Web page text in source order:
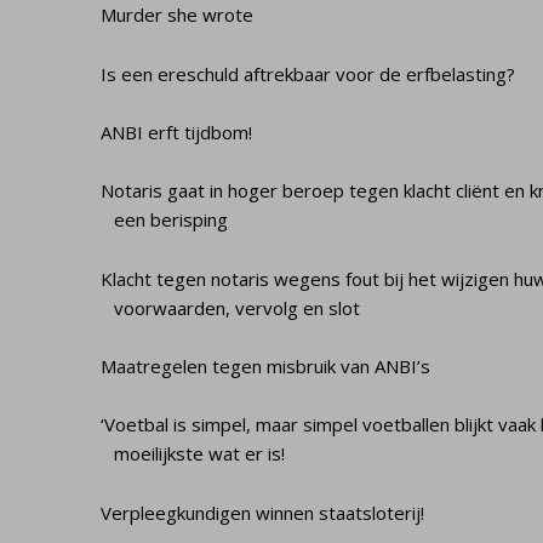
Murder she wrote
Is een ereschuld aftrekbaar voor de erfbelasting?
ANBI erft tijdbom!
Notaris gaat in hoger beroep tegen klacht cliënt en
een berisping
Klacht tegen notaris wegens fout bij het wijzigen
voorwaarden, vervolg en slot
Maatregelen tegen misbruik van ANBI’s
‘Voetbal is simpel, maar simpel voetballen blijkt vaak
moeilijkste wat er is!
Verpleegkundigen winnen staatsloterij!